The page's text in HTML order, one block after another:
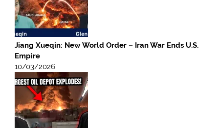
Jiang Xueqin: New World Order – Iran War Ends U.S.
Empire
10/03/2026